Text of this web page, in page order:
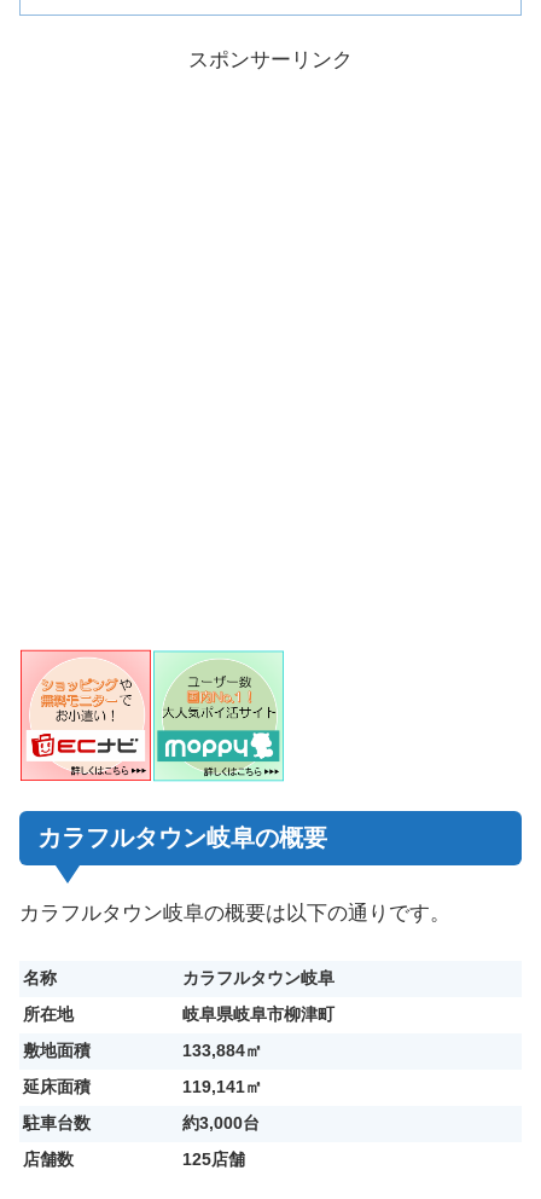
スポンサーリンク
カラフルタウン岐阜の概要
カラフルタウン岐阜の概要は以下の通りです。
名称
カラフルタウン岐阜
所在地
岐阜県岐阜市柳津町
敷地面積
133,884㎡
延床面積
119,141㎡
駐車台数
約3,000台
店舗数
125店舗